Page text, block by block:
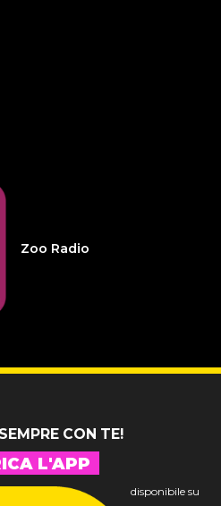
32
-
patente
Zoo Radio
CON TE!
L'APP
disponibile su